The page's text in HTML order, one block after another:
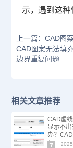
示，遇到这种
上一篇：CAD图
CAD图案无法填
边界重复问题
相关文章推荐
CAD虚
显示不
办？
设置技巧